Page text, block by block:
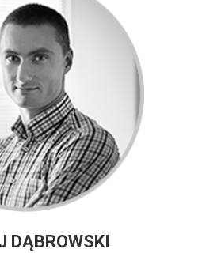
DĄBROWSKI